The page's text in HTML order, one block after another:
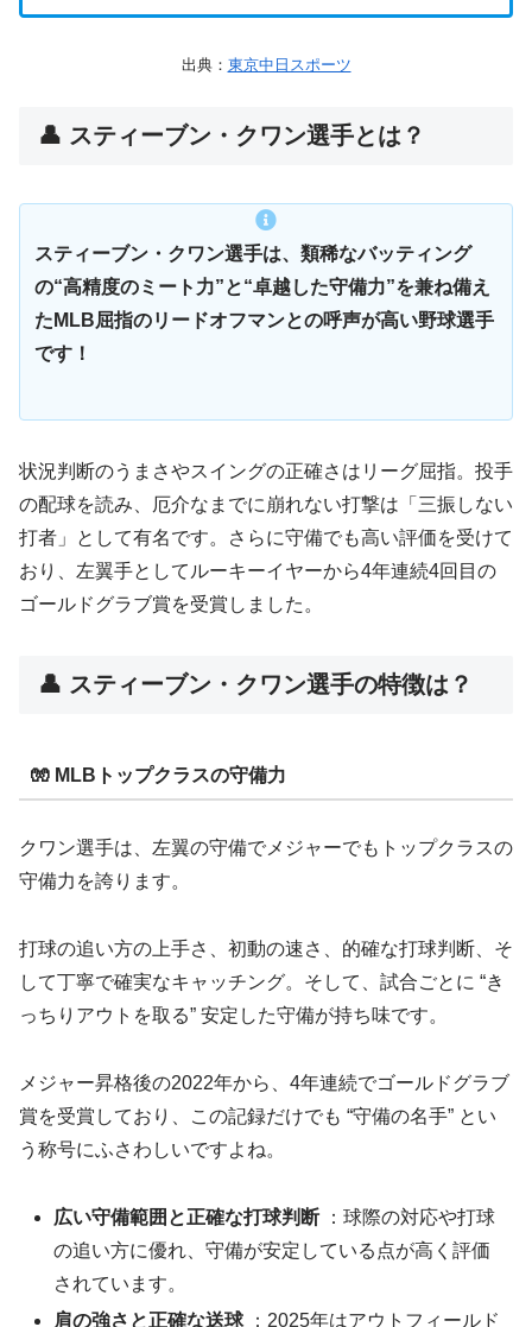
出典： 東京中日スポーツ
👤 スティーブン・クワン選手とは？
スティーブン・クワン選手は、類稀なバッティング
の“高精度のミート力”と“卓越した守備力”を兼ね備え
たMLB屈指のリードオフマンとの呼声が高い野球選手
です！
状況判断のうまさやスイングの正確さはリーグ屈指。投手
の配球を読み、厄介なまでに崩れない打撃は「三振しない
打者」として有名です。さらに守備でも高い評価を受けて
おり、左翼手としてルーキーイヤーから4年連続4回目の
ゴールドグラブ賞を受賞しました。
👤 スティーブン・クワン選手の特徴は？
🧤 MLBトップクラスの守備力
クワン選手は、左翼の守備でメジャーでもトップクラスの
守備力を誇ります。
打球の追い方の上手さ、初動の速さ、的確な打球判断、そ
して丁寧で確実なキャッチング。そして、試合ごとに “き
っちりアウトを取る” 安定した守備が持ち味です。
メジャー昇格後の2022年から、4年連続でゴールドグラブ
賞を受賞しており、この記録だけでも “守備の名手” とい
う称号にふさわしいですよね。
広い守備範囲と正確な打球判断 ：球際の対応や打球
の追い方に優れ、守備が安定している点が高く評価
されています。
肩の強さと正確な送球：2025年はアウトフィールド